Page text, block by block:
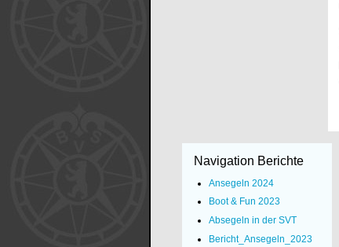
Navigation Berichte
Ansegeln 2024
Boot & Fun 2023
Absegeln in der SVT
Bericht_Ansegeln_2023